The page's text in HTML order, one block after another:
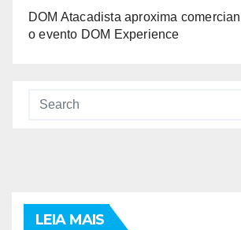
DOM Atacadista aproxima
o evento DOM Experience
LEIA MAIS